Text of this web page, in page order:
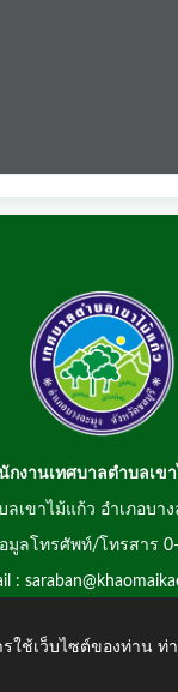
กงานเทศบาลตำบลเข
เขาไม้แก้ว อำเภอบา
มูลโทรศัพท์/โทรสาร
:
ช้เว็บไซต์ของท่าน ท่